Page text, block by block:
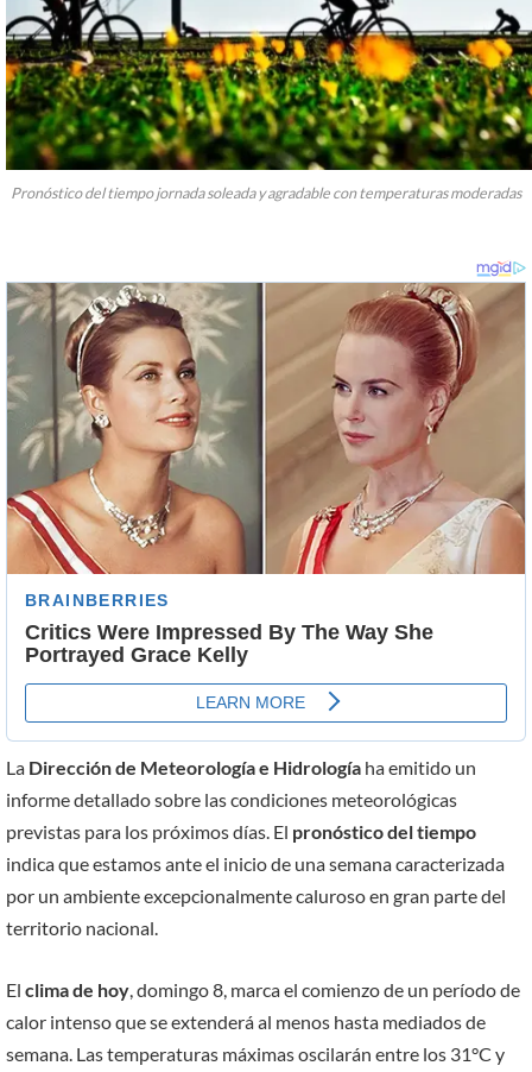
Pronóstico del tiempo jornada soleada y agradable con temperaturas moderadas
La Dirección de Meteorología e Hidrología ha emitido un
informe detallado sobre las condiciones meteorológicas
previstas para los próximos días. El pronóstico del tiempo
indica que estamos ante el inicio de una semana caracterizada
por un ambiente excepcionalmente caluroso en gran parte del
territorio nacional.
El clima de hoy, domingo 8, marca el comienzo de un período de
calor intenso que se extenderá al menos hasta mediados de
semana. Las temperaturas máximas oscilarán entre los 31°C y